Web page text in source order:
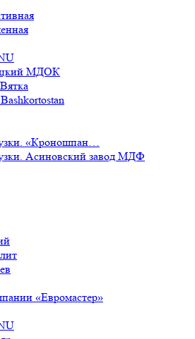
МДОК
«Кроношпан…
Асиновский завод МДФ
«Евромастер»